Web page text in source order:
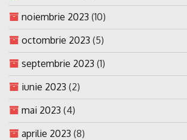
noiembrie 2023 (10)
octombrie 2023 (5)
septembrie 2023 (1)
iunie 2023 (2)
mai 2023 (4)
aprilie 2023 (8)